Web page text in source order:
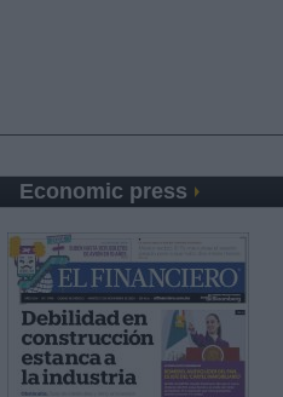
Economic press